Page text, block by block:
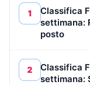
1
Classifica
settimana:
posto
2
Classifica
settimana: